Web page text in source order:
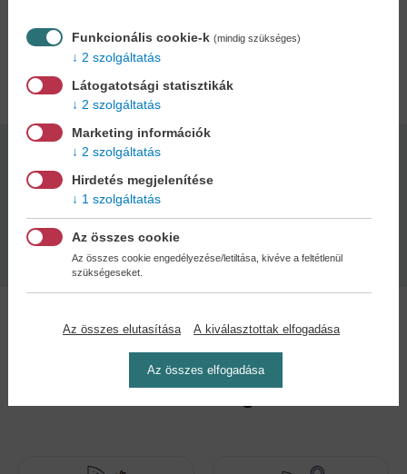
Adatok
Kötésmód:
keménytábla
Kiadás dátuma:
Kedvenc kategóriák
Funkcionális cookie-k (mindig szükséges)
2 szolgáltatás
Látogatotsági statisztikák
2 szolgáltatás
Marketing információk
2 szolgáltatás
Hirdetés megjelenítése
1 szolgáltatás
Az összes cookie
Az összes cookie engedélyezése/letiltása, kivéve a feltétlenül
szükségeseket.
Az összes elutasítása A kiválasztottak elfogadása
Az összes elfogadása